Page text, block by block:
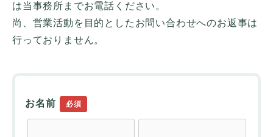
は当事務所までお電話ください。
尚、営業活動を目的としたお問い合わせへのお返事は
行っておりません。
お名前 必須